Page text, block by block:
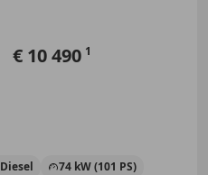
€ 10 490 1
Diesel 74 kW (101 PS)